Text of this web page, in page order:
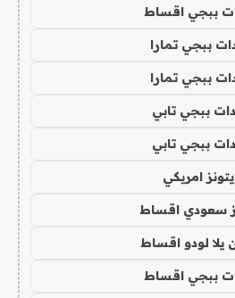
ببجي اقساط
ببجي تمارا
ببجي تمارا
ببجي تابي
ببجي تابي
امريكي
سعودي اقساط
لودو اقساط
ببجي اقساط